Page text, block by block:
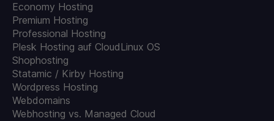
Economy Hosting
Premium Hosting
Professional Hosting
Plesk Hosting auf CloudLinux OS
Shophosting
Statamic / Kirby Hosting
Wordpress Hosting
Webdomains
Webhosting vs. Managed Cloud